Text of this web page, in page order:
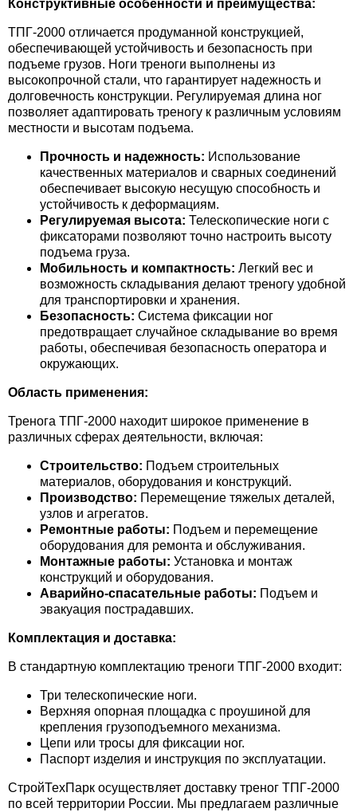
Конструктивные особенности и преимущества:
ТПГ-2000 отличается продуманной конструкцией,
обеспечивающей устойчивость и безопасность при
подъеме грузов. Ноги треноги выполнены из
высокопрочной стали, что гарантирует надежность и
долговечность конструкции. Регулируемая длина ног
позволяет адаптировать треногу к различным условиям
местности и высотам подъема.
Прочность и надежность: Использование
качественных материалов и сварных соединений
обеспечивает высокую несущую способность и
устойчивость к деформациям.
Регулируемая высота: Телескопические ноги с
фиксаторами позволяют точно настроить высоту
подъема груза.
Мобильность и компактность: Легкий вес и
возможность складывания делают треногу удобной
для транспортировки и хранения.
Безопасность: Система фиксации ног
предотвращает случайное складывание во время
работы, обеспечивая безопасность оператора и
окружающих.
Область применения:
Тренога ТПГ-2000 находит широкое применение в
различных сферах деятельности, включая:
Строительство: Подъем строительных
материалов, оборудования и конструкций.
Производство: Перемещение тяжелых деталей,
узлов и агрегатов.
Ремонтные работы: Подъем и перемещение
оборудования для ремонта и обслуживания.
Монтажные работы: Установка и монтаж
конструкций и оборудования.
Аварийно-спасательные работы: Подъем и
эвакуация пострадавших.
Комплектация и доставка:
В стандартную комплектацию треноги ТПГ-2000 входит:
Три телескопические ноги.
Верхняя опорная площадка с проушиной для
крепления грузоподъемного механизма.
Цепи или тросы для фиксации ног.
Паспорт изделия и инструкция по эксплуатации.
СтройТехПарк осуществляет доставку треног ТПГ-2000
по всей территории России. Мы предлагаем различные